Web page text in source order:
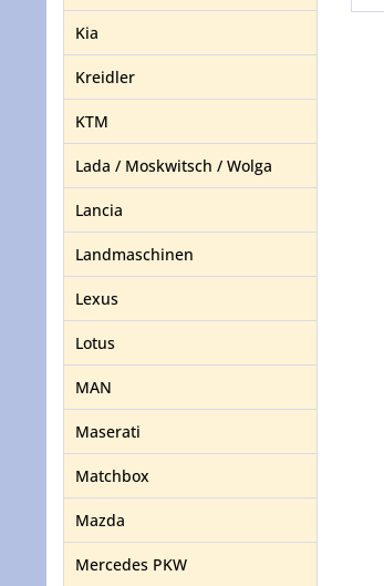
Kia
Kreidler
KTM
Lada / Moskwitsch / Wolga
Lancia
Landmaschinen
Lexus
Lotus
MAN
Maserati
Matchbox
Mazda
Mercedes PKW